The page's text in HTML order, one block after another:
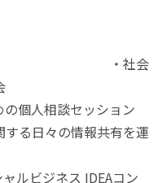
ツ例
会
の個人相談セッション
する日々の情報共有を運
ルビジネス IDEAコン